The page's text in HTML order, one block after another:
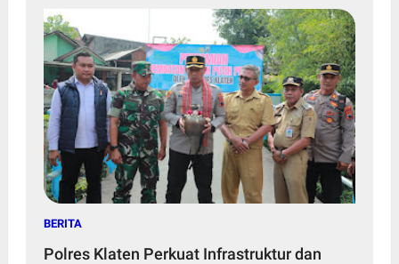
BERITA
Polres Klaten Perkuat Infrastruktur dan